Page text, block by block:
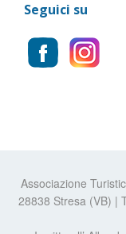
Seguici su
Associazione
28838 Stresa (VB) |